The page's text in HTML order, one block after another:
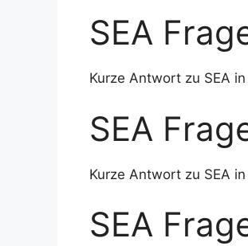
SEA
Kurze Antwort zu SEA
SEA
Kurze Antwort zu SEA
SEA